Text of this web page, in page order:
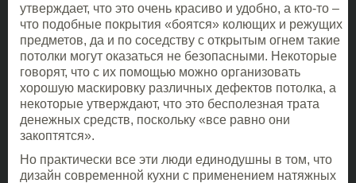
утверждает, что это очень красиво и удобно, а кто-то –
что подобные покрытия «боятся» колющих и режущих
предметов, да и по соседству с открытым огнем такие
потолки могут оказаться не безопасными. Некоторые
говорят, что с их помощью можно организовать
хорошую маскировку различных дефектов потолка, а
некоторые утверждают, что это бесполезная трата
денежных средств, поскольку «все равно они
закоптятся».
Но практически все эти люди единодушны в том, что
дизайн современной кухни с применением натяжных